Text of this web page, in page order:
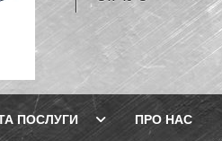
ПОСЛУГИ ПРО НАС